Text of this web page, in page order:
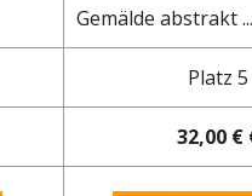
Gemälde abstrakt ...
Platz 5
32,00 €